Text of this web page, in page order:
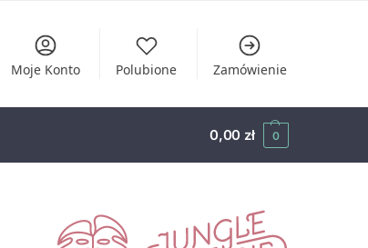
Moje Konto Polubione Zamówienie
0,00 zł 0